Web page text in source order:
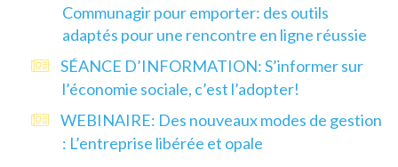
Communagir pour emporter: des outils
adaptés pour une rencontre en ligne réussie
SÉANCE D’INFORMATION: S’informer sur
l’économie sociale, c’est l’adopter!
WEBINAIRE: Des nouveaux modes de gestion
: L’entreprise libérée et opale